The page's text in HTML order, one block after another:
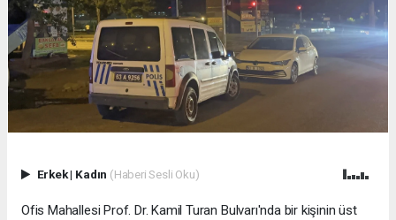
Erkek| Kadın (Haberi Sesli Oku)
Ofis Mahallesi Prof. Dr. Kamil Turan Bulvarı'nda bir kişinin üst